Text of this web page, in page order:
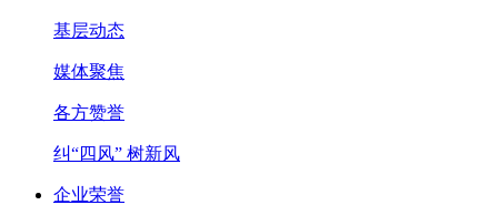
基层动态
媒体聚焦
各方赞誉
纠“四风” 树新风
企业荣誉